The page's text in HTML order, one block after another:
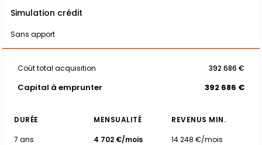
Simulation crédit
Sans apport
Coût total acquisition 392 686 €
Capital à emprunter 392 686 €
DURÉE MENSUALITÉ
REVENUS MIN.
7 ans
4 702 €/mois
14 248 €/mois